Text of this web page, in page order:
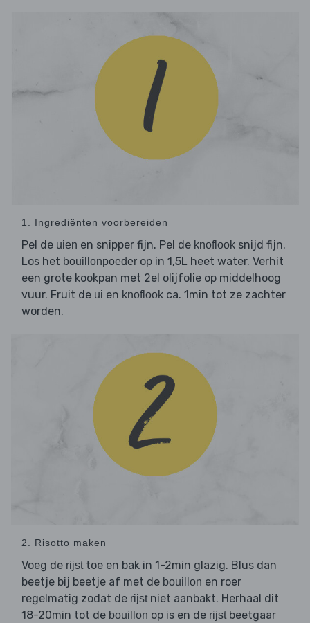
1. Ingrediënten voorbereiden
Pel de uien en snipper fijn. Pel de knoflook snijd fijn.
Los het bouillonpoeder op in 1,5L heet water. Verhit
een grote kookpan met 2el olijfolie op middelhoog
vuur. Fruit de ui en knoflook ca. 1min tot ze zachter
worden.
2. Risotto maken
Voeg de rijsttoe en bak in 1-2min glazig. Blus dan
beetje bij beetje af met de bouillon en roer
regelmatig zodat de rijstniet aanbakt. Herhaal dit
18-20min tot de bouillon op is en de rijstbeetgaar